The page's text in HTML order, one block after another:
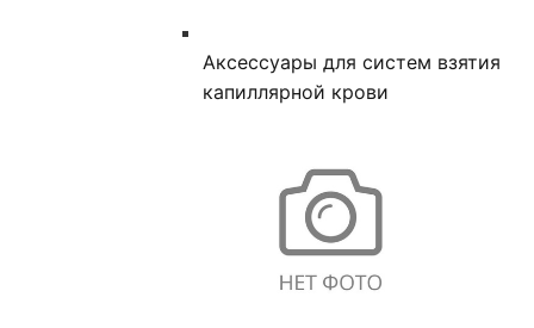
Аксессуары для систем взятия
капиллярной крови